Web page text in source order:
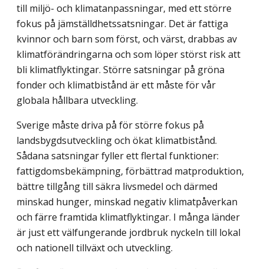
till miljö- och klimatanpassningar, med ett större
fokus på jämställd­hetssatsningar. Det är fattiga
kvinnor och barn som först, och värst, drabbas av
klimat­förändringarna och som löper störst risk att
bli klimatflyktingar. Större satsningar på gröna
fonder och klimatbistånd är ett måste för vår
globala hållbara utveckling.
Sverige måste driva på för större fokus på
landsbygdsutveckling och ökat klimat­bistånd.
Sådana satsningar fyller ett flertal funktioner:
fattigdomsbekämpning, förbättrad matproduktion,
bättre tillgång till säkra livsmedel och därmed
minskad hunger, minskad negativ klimatpåverkan
och färre framtida klimatflyktingar. I många länder
är just ett välfungerande jordbruk nyckeln till lokal
och nationell tillväxt och utveckling.